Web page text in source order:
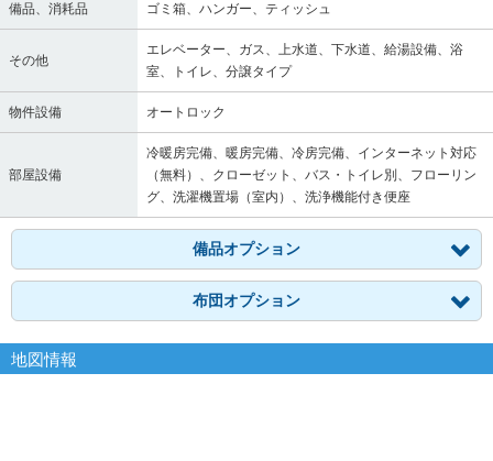
備品、消耗品 ゴミ箱、ハンガー、ティッシュ
その他
エレベーター、ガス、上水道、下水道、給湯設備、浴
室、トイレ、分譲タイプ
物件設備 オートロック
部屋設備
冷暖房完備、暖房完備、冷房完備、インターネット対応
（無料）、クローゼット、バス・トイレ別、フローリン
グ、洗濯機置場（室内）、洗浄機能付き便座
備品オプション
布団オプション
地図情報